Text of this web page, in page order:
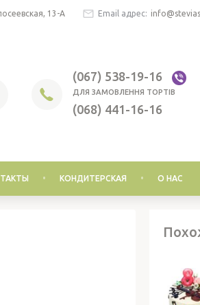
13-А Email адрес:
(067) 538-19-16
ДЛЯ ЗАМОВЛЕННЯ ТОРТІВ
(068) 441-16-16
КОНДИТЕРСКАЯ О НАС